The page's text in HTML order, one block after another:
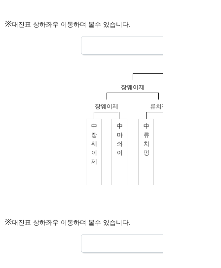
※대진표 상하좌우 이동하며 볼수 있습니다.
※대진표 상하좌우 이동하며 볼수 있습니다.